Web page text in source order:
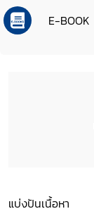
E-BOOK
แบ่งปันเนื้อหา